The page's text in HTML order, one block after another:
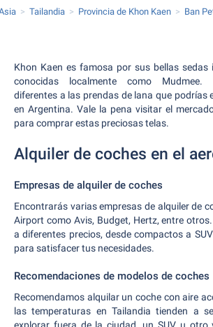
Tailandia Provincia de Khon Kaen Ban
Khon Kaen es famosa por sus bellas sedas
conocidas localmente como Mudmee.
diferentes a las prendas de lana que podrías
en Argentina. Vale la pena visitar el
para comprar estas preciosas telas.
Alquiler de coches en el
Empresas de alquiler de coches
Encontrarás varias empresas de alquiler de
Airport como Avis, Budget, Hertz, entre
a diferentes precios, desde compactos a
para satisfacer tus necesidades.
Recomendaciones de modelos de coches
Recomendamos alquilar un coche con aire
las temperaturas en Tailandia tienden a